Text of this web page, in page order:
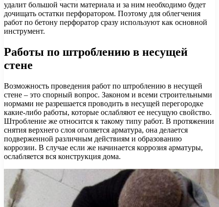
удалит большой части материала и за ним необходимо будет
дочищать остатки перфоратором. Поэтому для облегчения
работ по бетону перфоратор сразу используют как основной
инструмент.
Работы по штроблению в несущей
стене
Возможность проведения работ по штроблению в несущей
стене – это спорный вопрос. Законом и всеми строительными
нормами не разрешается проводить в несущей перегородке
какие-либо работы, которые ослабляют ее несущую свойство.
Штробление же относится к такому типу работ. В протяжении
снятия верхнего слоя оголяется арматура, она делается
подверженной различным действиям и образованию
коррозии. В случае если же начинается коррозия арматуры,
ослабляется вся конструкция дома.